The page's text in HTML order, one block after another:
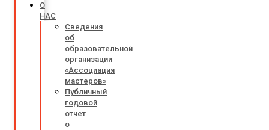
О
НАС
Сведения
об
образовательной
организации
«Ассоциация
мастеров»
Публичный
годовой
отчет
о